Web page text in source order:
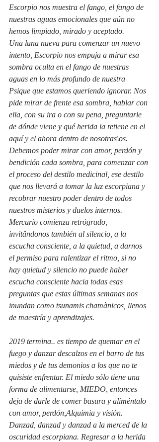
Escorpio nos muestra el fango, el fango de
nuestras aguas emocionales que aún no
hemos limpiado, mirado y aceptado.
Una luna nueva para comenzar un nuevo
intento, Escorpio nos empuja a mirar esa
sombra oculta en el fango de nuestras
aguas en lo más profundo de nuestra
Psique que estamos queriendo ignorar. Nos
pide mirar de frente esa sombra, hablar con
ella, con su ira o con su pena, preguntarle
de dónde viene y qué herida la retiene en el
aquí y el ahora dentro de nosotras\os.
Debemos poder mirar con amor, perdón y
bendición cada sombra, para comenzar con
el proceso del destilo medicinal, ese destilo
que nos llevará a tomar la luz escorpiana y
recobrar nuestro poder dentro de todos
nuestros misterios y duelos internos.
Mercurio comienza retrógrado,
invitândonos también al silencio, a la
escucha consciente, a la quietud, a darnos
el permiso para ralentizar el ritmo, si no
hay quietud y silencio no puede haber
escucha consciente hacia todas esas
preguntas que estas últimas semanas nos
inundan como tsunamis chamànicos, llenos
de maestría y aprendizajes.
2019 termina.. es tiempo de quemar en el
fuego y danzar descalzos en el barro de tus
miedos y de tus demonios a los que no te
quisiste enfrentar. El miedo sólo tiene una
forma de alimentarse, MIEDO, entonces
deja de darle de comer basura y aliméntalo
con amor, perdón,Alquimia y visión.
Danzad, danzad y danzad a la merced de la
oscuridad escorpiana. Regresar a la herida